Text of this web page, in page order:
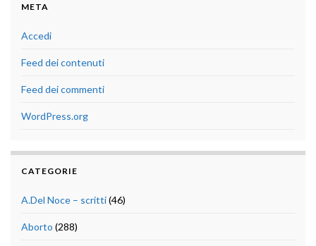
META
Accedi
Feed dei contenuti
Feed dei commenti
WordPress.org
CATEGORIE
A.Del Noce – scritti(46)
Aborto (288)